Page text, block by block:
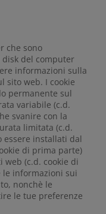
che sono
del computer
informazioni sulla
sito web. I cookie
permanente sul
variabile (c.d.
svanire con la
limitata (c.d.
essere installati dal
di prima parte)
web (c.d. cookie di
informazioni sui
nonchè le
le tue preferenze